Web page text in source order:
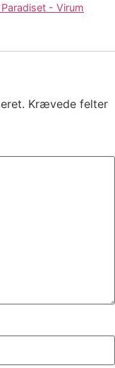
- Virum
Krævede felter